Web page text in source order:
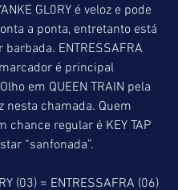
GL0RY é veloz e pode
a ponta, entretanto está
barbada. ENTRESSAFRA
é principal
em QUEEN TRAIN pela
nesta chamada. Quem
chance regular é KEY TAP
“sanfonada”.
(03) = ENTRESSAFRA (06)